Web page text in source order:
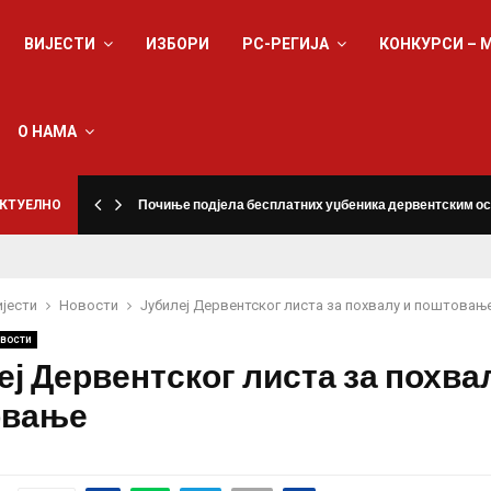
ВИЈЕСТИ ИЗБОРИ РС-РЕГИЈА КОНКУРСИ –
О НАМА
Почиње подјела бесплатних уџбеника дервентским
Новости Јубилеј Дервентског листа за похвалу и
Дервентског листа за